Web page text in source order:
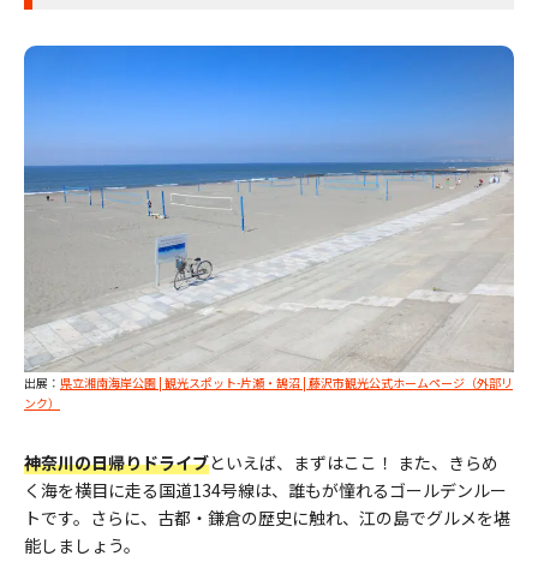
出展： 県立湘南海岸公園 | 観光スポット-片瀬・鵠沼 | 藤沢市観光公式ホームページ（外部リ
ンク）
神奈川の日帰りドライブといえば、まずはここ！ また、きらめ
く海を横目に走る国道134号線は、誰もが憧れるゴールデンルー
トです。さらに、古都・鎌倉の歴史に触れ、江の島でグルメを堪
能しましょう。